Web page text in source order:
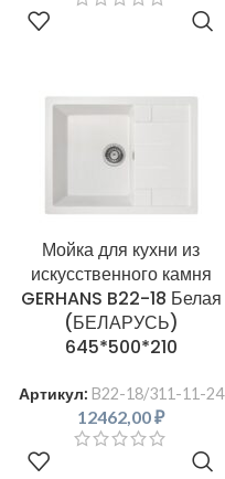
Мойка для кухни из
искусственного камня
GERHANS B22-18 Белая
(БЕЛАРУСЬ)
645*500*210
Артикул: B22-18/311-11-24
12462,00₽